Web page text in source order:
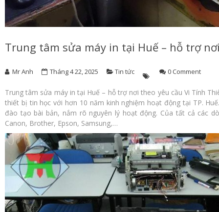
Trung tâm sửa máy in tại Huế – hỗ trợ
Mr Anh Tháng 4 22, 2025 Tin tức 0 Comment
Trung tâm sửa máy in tại Huế – hỗ trợ nơi theo yêu cầu Vi Tính
thiết bị tin học với hơn 10 năm kinh nghiệm hoạt động tại TP.
đào tạo bài bản, nắm rõ nguyên lý hoạt động. Của tất cả các
Canon, Brother, Epson, Samsung,…